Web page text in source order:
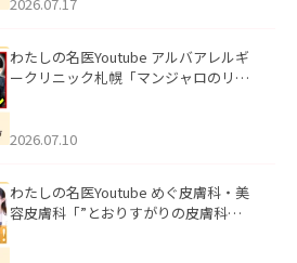
わたしの名医Youtube アルバアレルギ
ークリニック札幌「マンジャロのリア
た。
2026.07.10
わたしの名医Youtube めぐ皮膚科・美
容皮膚科「”とおりすがりの皮膚科